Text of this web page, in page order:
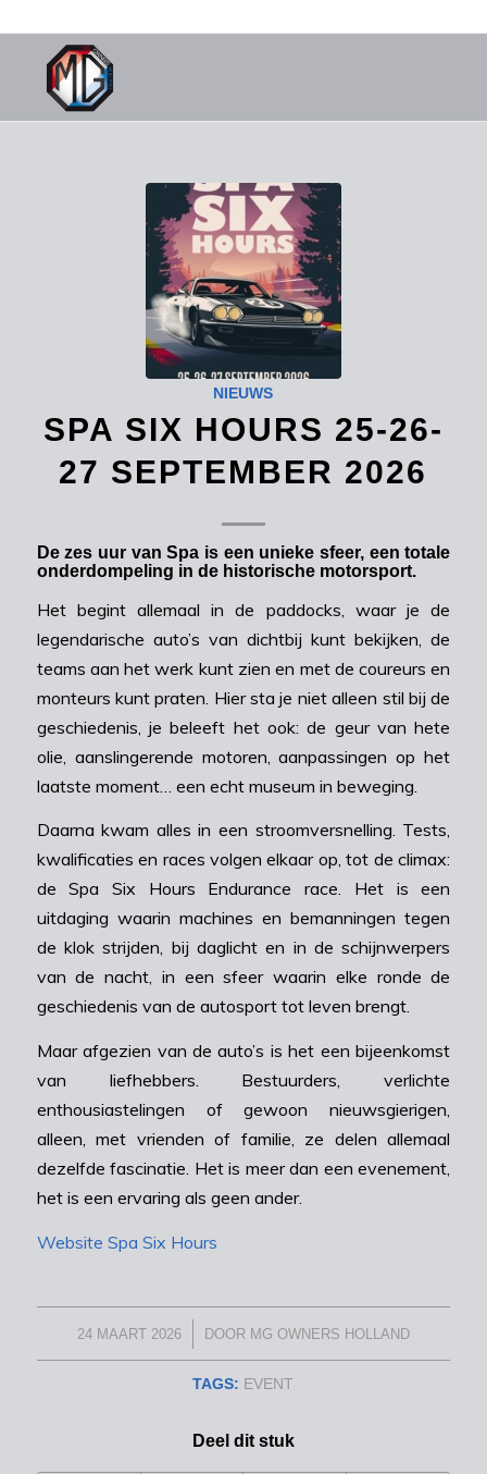
NIEUWS
SPA SIX HOURS 25-26-
27 SEPTEMBER 2026
De zes uur van Spa is een unieke sfeer, een totale
onderdompeling in de historische motorsport.
Het begint allemaal in de paddocks, waar je de
legendarische auto’s van dichtbij kunt bekijken, de
teams aan het werk kunt zien en met de coureurs en
monteurs kunt praten. Hier sta je niet alleen stil bij de
geschiedenis, je beleeft het ook: de geur van hete
olie, aanslingerende motoren, aanpassingen op het
laatste moment… een echt museum in beweging.
Daarna kwam alles in een stroomversnelling. Tests,
kwalificaties en races volgen elkaar op, tot de climax:
de Spa Six Hours Endurance race. Het is een
uitdaging waarin machines en bemanningen tegen
de klok strijden, bij daglicht en in de schijnwerpers
van de nacht, in een sfeer waarin elke ronde de
geschiedenis van de autosport tot leven brengt.
Maar afgezien van de auto’s is het een bijeenkomst
van liefhebbers. Bestuurders, verlichte
enthousiastelingen of gewoon nieuwsgierigen,
alleen, met vrienden of familie, ze delen allemaal
dezelfde fascinatie. Het is meer dan een evenement,
het is een ervaring als geen ander.
Website Spa Six Hours
24 MAART 2026
/ DOOR MG OWNERS HOLLAND
TAGS: EVENT
Deel dit stuk